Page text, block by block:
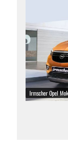
Irmscher Opel